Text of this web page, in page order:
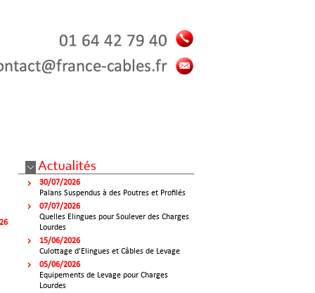
30/07/2026
Palans Suspendus à des Poutres et Profilés
07/07/2026
Quelles Elingues pour Soulever des Charges
Lourdes
15/06/2026
Culottage d'Elingues et Câbles de Levage
05/06/2026
Equipements de Levage pour Charges
Lourdes